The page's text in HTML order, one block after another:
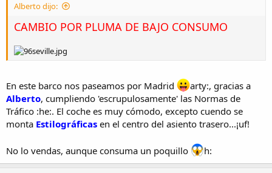
Alberto dijo:
CAMBIO POR PLUMA DE BAJO CONSUMO
En este barco nos paseamos por Madrid
arty:, gracias a
Alberto, cumpliendo 'escrupulosamente' las Normas de
Tráfico :he:. El coche es muy cómodo, excepto cuendo se
monta Estilográficas en el centro del asiento trasero...¡uf!
No lo vendas, aunque consuma un poquillo h: